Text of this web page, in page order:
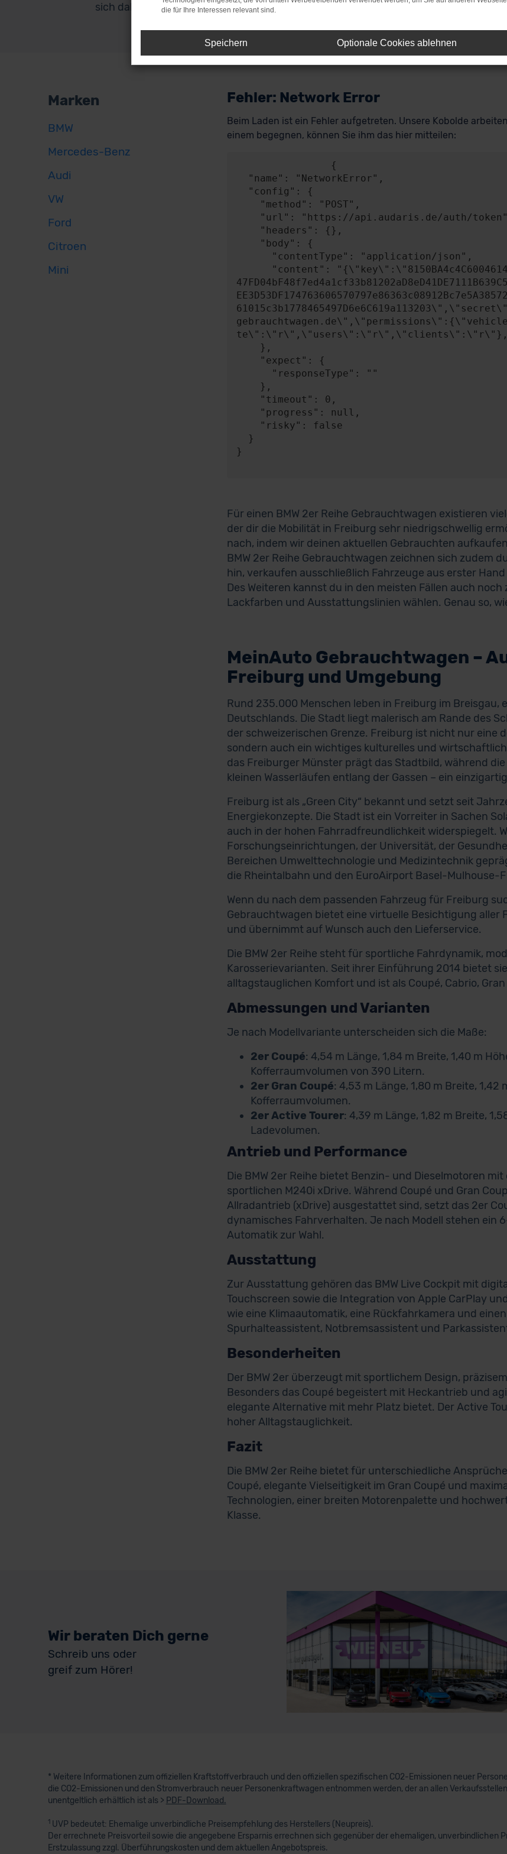
sich dabei von selbst.
Marken
BMW
Mercedes-Benz
Audi
VW
Ford
Citroen
Mini
Fehler: Network Error
Beim Laden ist ein Fehler aufgetreten. Unsere Kobolde
einem begegnen, können Sie ihm das hier mitteilen:
}
Für einen BMW 2er Reihe Gebrauchtwagen existieren
der dir die Mobilität in Freiburg sehr niedrigschwellig
nach, indem wir deinen aktuellen Gebrauchten
BMW 2er Reihe Gebrauchtwagen zeichnen sich zudem
hin, verkaufen ausschließlich Fahrzeuge aus erster
Des Weiteren kannst du in den meisten Fällen auch
Lackfarben und Ausstattungslinien wählen. Genau so,
MeinAuto Gebrauchtwagen –
Freiburg und Umgebung
Rund 235.000 Menschen leben in Freiburg im
Deutschlands. Die Stadt liegt malerisch am Rande des
der schweizerischen Grenze. Freiburg ist nicht nur eine
sondern auch ein wichtiges kulturelles und
das Freiburger Münster prägt das Stadtbild, während
kleinen Wasserläufen entlang der Gassen – ein
Freiburg ist als „Green City“ bekannt und setzt seit
Energiekonzepte. Die Stadt ist ein Vorreiter in Sachen
auch in der hohen Fahrradfreundlichkeit widerspiegelt.
Forschungseinrichtungen, der Universität, der
Bereichen Umwelttechnologie und Medizintechnik
die Rheintalbahn und den EuroAirport Basel-
Wenn du nach dem passenden Fahrzeug für Freiburg
Gebrauchtwagen bietet eine virtuelle Besichtigung aller
und übernimmt auf Wunsch auch den Lieferservice.
Die BMW 2er Reihe steht für sportliche Fahrdynamik,
Karosserievarianten. Seit ihrer Einführung 2014 bietet
alltagstauglichen Komfort und ist als Coupé, Cabrio,
Abmessungen und Varianten
Je nach Modellvariante unterscheiden sich die Maße:
2er Coupé: 4,54 m Länge, 1,84 m Breite, 1,40 m
Kofferraumvolumen von 390 Litern.
2er Gran Coupé: 4,53 m Länge, 1,80 m Breite,
Kofferraumvolumen.
2er Active Tourer: 4,39 m Länge, 1,82 m Breite,
Ladevolumen.
Antrieb und Performance
Die BMW 2er Reihe bietet Benzin- und Dieselmotoren
sportlichen M240i xDrive. Während Coupé und Gran
Allradantrieb (xDrive) ausgestattet sind, setzt das 2er
dynamisches Fahrverhalten. Je nach Modell stehen
Automatik zur Wahl.
Ausstattung
Zur Ausstattung gehören das BMW Live Cockpit mit
Touchscreen sowie die Integration von Apple CarPlay
wie eine Klimaautomatik, eine Rückfahrkamera und
Spurhalteassistent, Notbremsassistent und
Besonderheiten
Der BMW 2er überzeugt mit sportlichem Design,
Besonders das Coupé begeistert mit Heckantrieb und
elegante Alternative mit mehr Platz bietet. Der Active
hoher Alltagstauglichkeit.
Fazit
Die BMW 2er Reihe bietet für unterschiedliche
Coupé, elegante Vielseitigkeit im Gran Coupé und
Technologien, einer breiten Motorenpalette und
Klasse.
Wir beraten Dich gerne
Schreib uns oder
greif zum Hörer!
* Weitere Informationen zum offiziellen Kraftstoffverbrauch und den offiziellen spezifischen CO2-Emissionen neuer
die CO2-Emissionen und den Stromverbrauch neuer Personenkraftwagen entnommen werden, der an allen
unentgeltlich erhältlich ist als > PDF-Download.
1UVP bedeutet: Ehemalige unverbindliche Preisempfehlung des Herstellers (Neupreis).
Der errechnete Preisvorteil sowie die angegebene Ersparnis errechnen sich gegenüber der ehemaligen, unverbindlichen
Erstzulassung zzgl. Überführungskosten und dem aktuellen Angebotspreis.
die für Ihre Interessen relevant sind.
Speichern Optionale Cookies ablehnen